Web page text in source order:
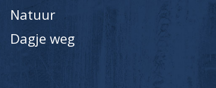
Natuur
Dagje weg